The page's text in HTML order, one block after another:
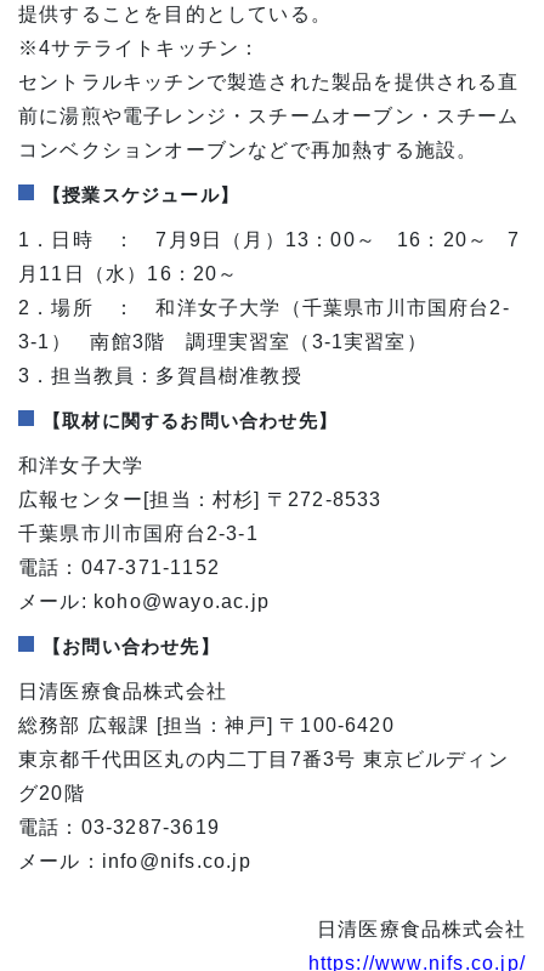
提供することを目的としている。
※4サテライトキッチン：
セントラルキッチンで製造された製品を提供される直
前に湯煎や電子レンジ・スチームオーブン・スチーム
コンベクションオーブンなどで再加熱する施設。
【授業スケジュール】
1．日時 ： 7月9日（月）13：00～ 16：20～ 7
月11日（水）16：20～
2．場所 ： 和洋女子大学（千葉県市川市国府台2-
3-1） 南館3階 調理実習室（3-1実習室）
3．担当教員：多賀昌樹准教授
【取材に関するお問い合わせ先】
和洋女子大学
広報センター[担当：村杉] 〒272-8533
千葉県市川市国府台2-3-1
電話：047-371-1152
メール: koho@wayo.ac.jp
【お問い合わせ先】
日清医療食品株式会社
総務部 広報課 [担当：神戸] 〒100-6420
東京都千代田区丸の内二丁目7番3号 東京ビルディン
グ20階
電話：03-3287-3619
メール：info@nifs.co.jp
日清医療食品株式会社
https://www.nifs.co.jp/